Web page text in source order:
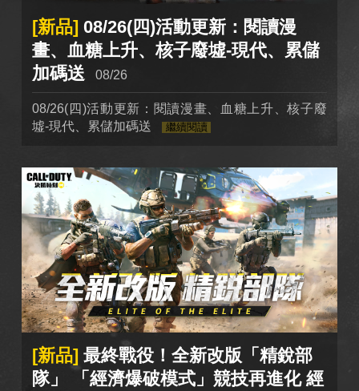
[新品] 08/26(四)活動更新：閱讀漫
畫、血糖上升、核子廢墟-現代、累儲
加碼送
08/26
08/26(四)活動更新：閱讀漫畫、血糖上升、核子廢
墟-現代、累儲加碼送
繼續閱讀
[新品] 最終戰役！全新改版「精銳部
隊」 「經濟爆破模式」競技再進化 經